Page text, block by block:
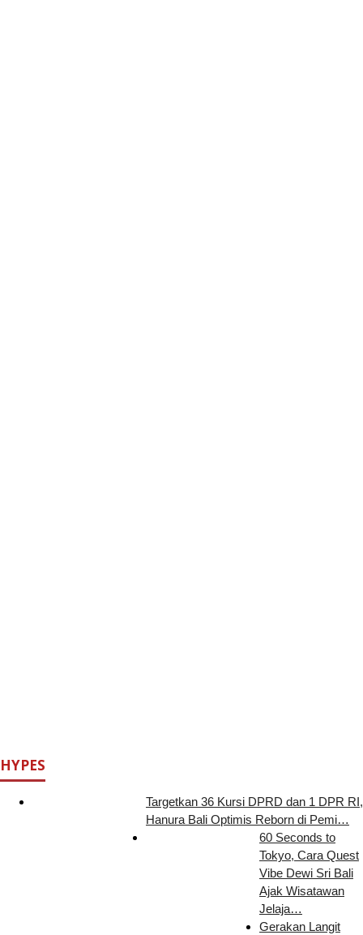
HYPES
Targetkan 36 Kursi DPRD dan 1 DPR RI,
Hanura Bali Optimis Reborn di Pemi…
60 Seconds to
Tokyo, Cara Quest
Vibe Dewi Sri Bali
Ajak Wisatawan
Jelaja…
Gerakan Langit